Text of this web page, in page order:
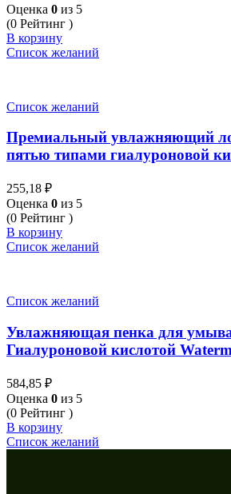
Оценка 0 из 5
(0 Рейтинг )
В корзину
Список желаний
Список желаний
Премиальный увлажняющий
пятью типами гиалуроновой
255,18 ₽
Оценка 0 из 5
(0 Рейтинг )
В корзину
Список желаний
Список желаний
Увлажняющая пенка для
Гиалуроновой кислотой
584,85 ₽
Оценка 0 из 5
(0 Рейтинг )
В корзину
Список желаний